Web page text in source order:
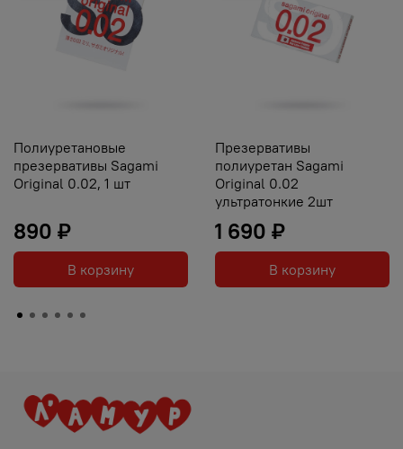
Полиуретановые
презервативы Sagami
Original 0.02, 1 шт
890 ₽
В корзину
Презервативы
полиуретан Sagami
Original 0.02
ультратонкие 2шт
1 690 ₽
В корзину